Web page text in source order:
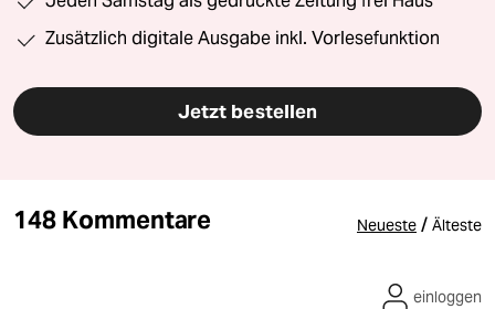
Zusätzlich digitale Ausgabe inkl. Vorlesefunktion
Jetzt bestellen
148 Kommentare Neueste / Älteste
einloggen